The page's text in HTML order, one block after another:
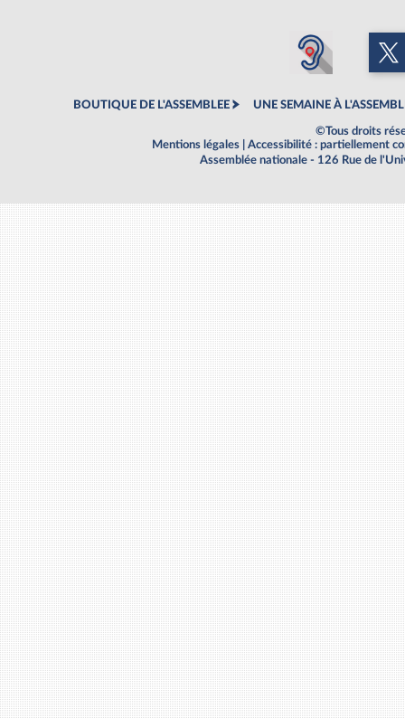
BOUTIQUE DE L'ASSEMBLEE UNE SEMAINE À
©Tous droits
Mentions légales
Accessibilité : partiellement
Assemblée nationale - 126 Rue de